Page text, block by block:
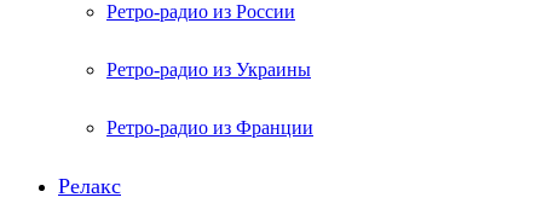
Ретро-радио из России
Ретро-радио из Украины
Ретро-радио из Франции
Релакс